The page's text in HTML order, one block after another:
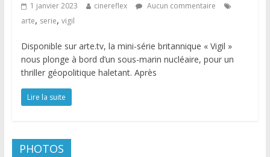
1 janvier 2023 cinereflex
Aucun commentaire
arte, serie, vigil
Disponible sur arte.tv, la mini-série britannique « Vigil »
nous plonge à bord d’un sous-marin nucléaire, pour un
thriller géopolitique haletant. Après
Lire la suite
PHOTOS